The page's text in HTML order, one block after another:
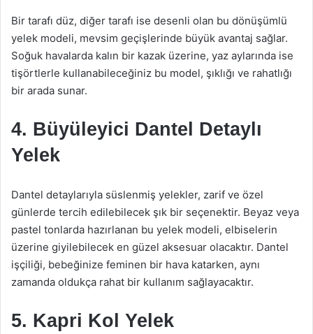
Bir tarafı düz, diğer tarafı ise desenli olan bu dönüşümlü
yelek modeli, mevsim geçişlerinde büyük avantaj sağlar.
Soğuk havalarda kalın bir kazak üzerine, yaz aylarında ise
tişörtlerle kullanabileceğiniz bu model, şıklığı ve rahatlığı
bir arada sunar.
4. Büyüleyici Dantel Detaylı
Yelek
Dantel detaylarıyla süslenmiş yelekler, zarif ve özel
günlerde tercih edilebilecek şık bir seçenektir. Beyaz veya
pastel tonlarda hazırlanan bu yelek modeli, elbiselerin
üzerine giyilebilecek en güzel aksesuar olacaktır. Dantel
işçiliği, bebeğinize feminen bir hava katarken, aynı
zamanda oldukça rahat bir kullanım sağlayacaktır.
5. Kapri Kol Yelek